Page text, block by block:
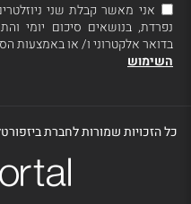
אני מאשר קבלת שני
נפרדת, בנושאים סיכום יומי
בדואר אלקטרוני ו/ או באמצעות
השימוש
כל הזכויות שמורות לחברת